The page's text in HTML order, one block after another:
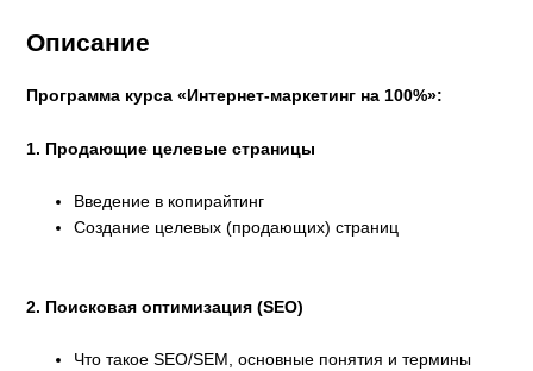
Описание
Программа курса «Интернет-маркетинг на 100%»:
1. Продающие целевые страницы
Введение в копирайтинг
Создание целевых (продающих) страниц
2. Поисковая оптимизация (SEO)
Что такое SEO/SEM, основные понятия и термины